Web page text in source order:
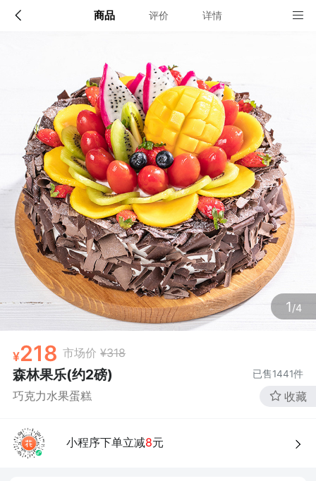
商品 评价 详情
1/4
218 市场价 ¥318
森林果乐(约2磅) 已售1441件
巧克力水果蛋糕 收藏
小程序下单立减8元
配送说明
送，联系客服确认）、深圳、广州、东莞、佛山、惠
州、中山、肇庆、清远、湛江、天津、重庆、成都、武
汉、西安、郑州、南京、合肥、南昌、福州、厦门、海
口、沈阳、长春、昆明、长沙、郴州、常德
确定
店铺信息
该地区暂无配送门店
确定